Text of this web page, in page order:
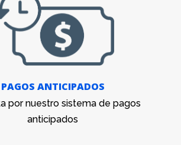
PAGOS ANTICIPADOS
por nuestro sistema de pagos
anticipados